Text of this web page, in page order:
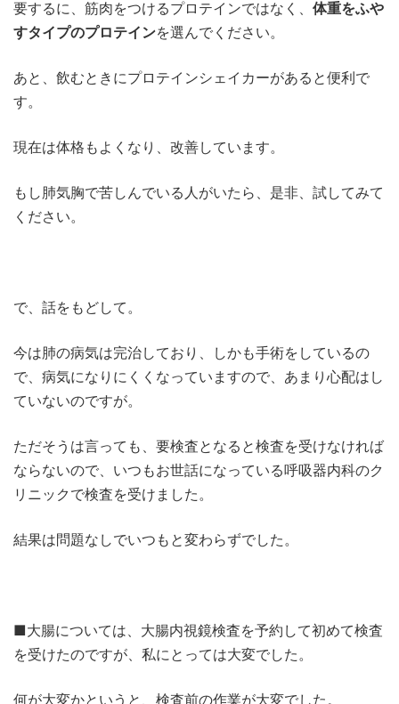
要するに、筋肉をつけるプロテインではなく、 体重をふや
すタイプのプロテインを選んでください。
あと、飲むときにプロテインシェイカーがあると便利で
す。
現在は体格もよくなり、改善しています。
もし肺気胸で苦しんでいる人がいたら、是非、試してみて
ください。
で、話をもどして。
今は肺の病気は完治しており、しかも手術をしているの
で、病気になりにくくなっていますので、あまり心配はし
ていないのですが。
ただそうは言っても、要検査となると検査を受けなければ
ならないので、いつもお世話になっている呼吸器内科のク
リニックで検査を受けました。
結果は問題なしでいつもと変わらずでした。
■大腸については、大腸内視鏡検査を予約して初めて検査
を受けたのですが、私にとっては大変でした。
何が大変かというと、検査前の作業が大変でした。